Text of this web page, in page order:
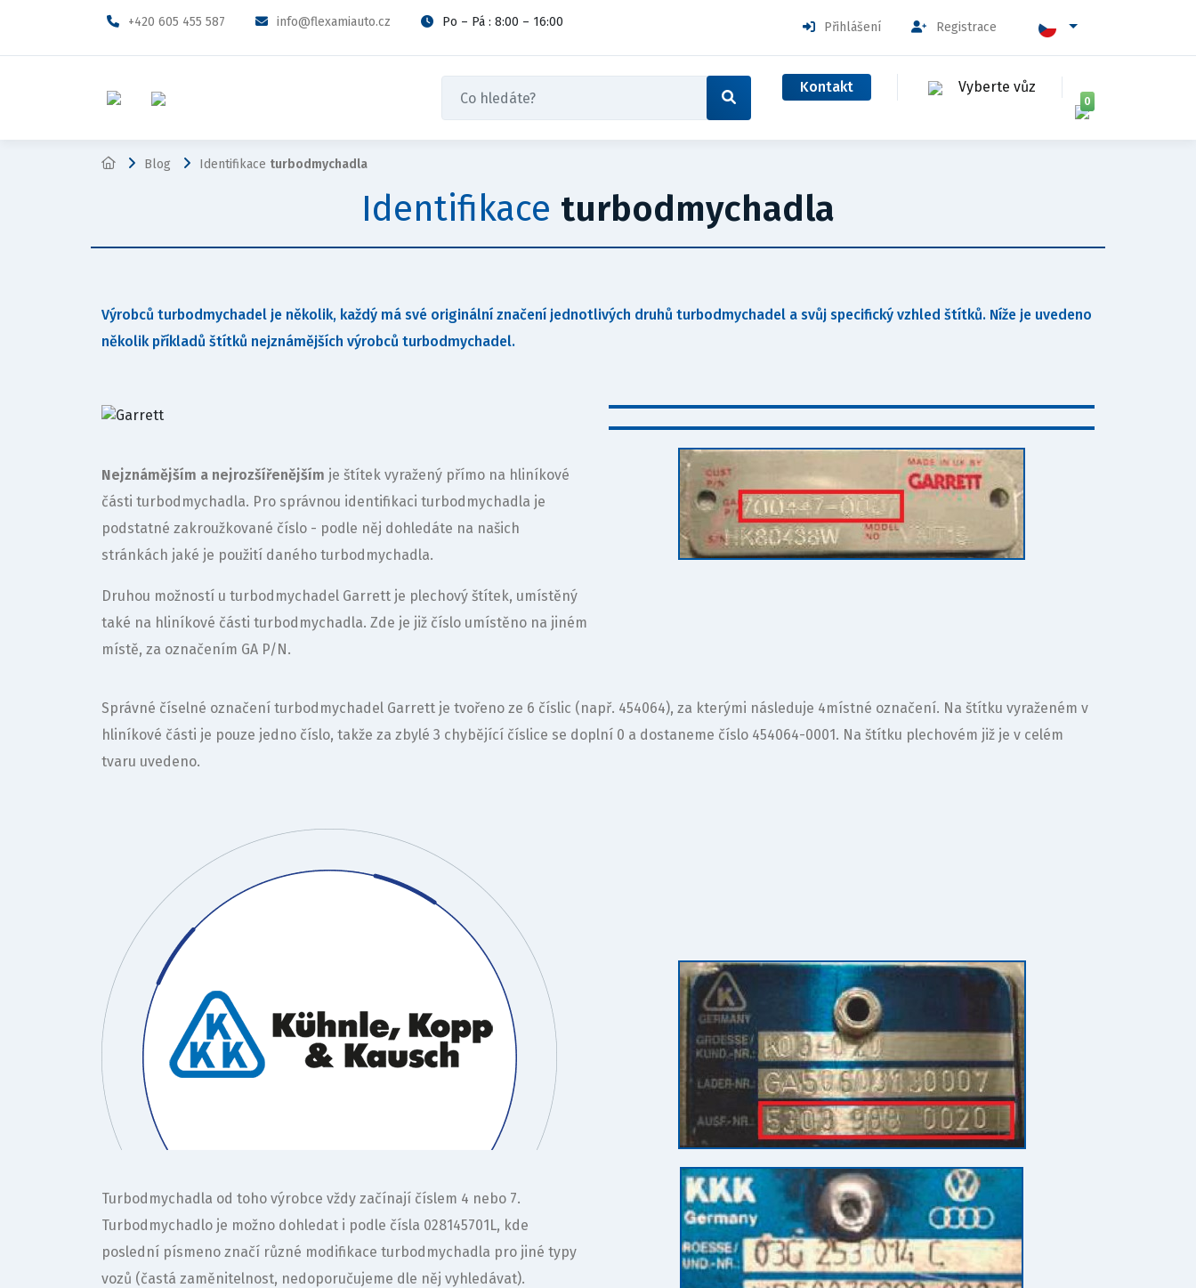
+420 605 455 587 info@flexamiauto.cz Po – Pá : 8:00 – 16:00 Přihlášení Registrace
Kontakt Vyberte vůz
0
Blog Identifikace turbodmychadla
Identifikace turbodmychadla
Výrobců turbodmychadel je několik, každý má své originální značení jednotlivých druhů turbodmychadel a svůj specifický vzhled štítků. Níže je uvedeno
několik příkladů štítků nejznámějších výrobců turbodmychadel.
Nejznámějším a nejrozšířenějším je štítek vyražený přímo na hliníkové
části turbodmychadla. Pro správnou identifikaci turbodmychadla je
podstatné zakroužkované číslo - podle něj dohledáte na našich
stránkách jaké je použití daného turbodmychadla.
Druhou možností u turbodmychadel Garrett je plechový štítek, umístěný
také na hliníkové části turbodmychadla. Zde je již číslo umístěno na jiném
místě, za označením GA P/N.
Správné číselné označení turbodmychadel Garrett je tvořeno ze 6 číslic (např. 454064), za kterými následuje 4místné označení. Na štítku vyraženém v
hliníkové části je pouze jedno číslo, takže za zbylé 3 chybějící číslice se doplní 0 a dostaneme číslo 454064-0001. Na štítku plechovém již je v celém
tvaru uvedeno.
Turbodmychadla od toho výrobce vždy začínají číslem 4 nebo 7.
Turbodmychadlo je možno dohledat i podle čísla 028145701L, kde
poslední písmeno značí různé modifikace turbodmychadla pro jiné typy
vozů (častá zaměnitelnost, nedoporučujeme dle něj vyhledávat).